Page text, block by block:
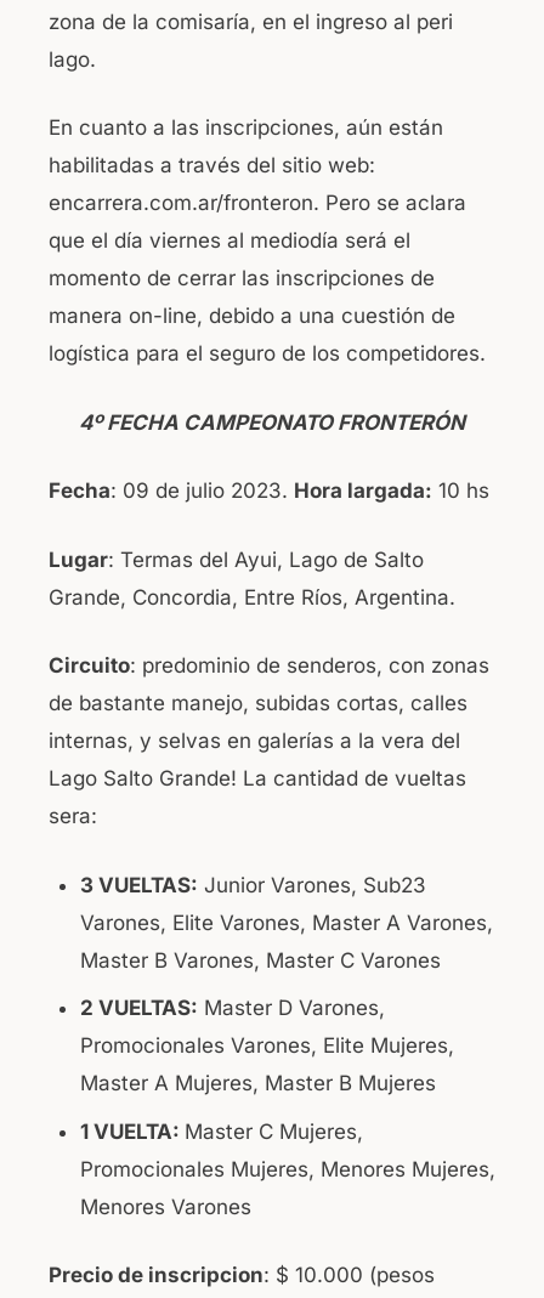
zona de la comisaría, en el ingreso al peri
lago.
En cuanto a las inscripciones, aún están
habilitadas a través del sitio web:
encarrera.com.ar/fronteron. Pero se aclara
que el día viernes al mediodía será el
momento de cerrar las inscripciones de
manera on-line, debido a una cuestión de
logística para el seguro de los competidores.
4º FECHA CAMPEONATO FRONTERÓN
Fecha: 09 de julio 2023. Hora largada: 10 hs
Lugar: Termas del Ayui, Lago de Salto
Grande, Concordia, Entre Ríos, Argentina.
Circuito: predominio de senderos, con zonas
de bastante manejo, subidas cortas, calles
internas, y selvas en galerías a la vera del
Lago Salto Grande! La cantidad de vueltas
sera:
3 VUELTAS: Junior Varones, Sub23
Varones, Elite Varones, Master A Varones,
Master B Varones, Master C Varones
2 VUELTAS: Master D Varones,
Promocionales Varones, Elite Mujeres,
Master A Mujeres, Master B Mujeres
1 VUELTA: Master C Mujeres,
Promocionales Mujeres, Menores Mujeres,
Menores Varones
Precio de inscripcion: $ 10.000 (pesos